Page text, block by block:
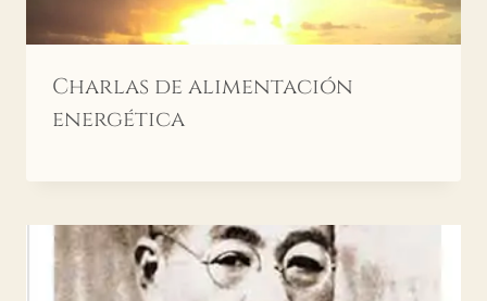
Charlas de alimentación
energética